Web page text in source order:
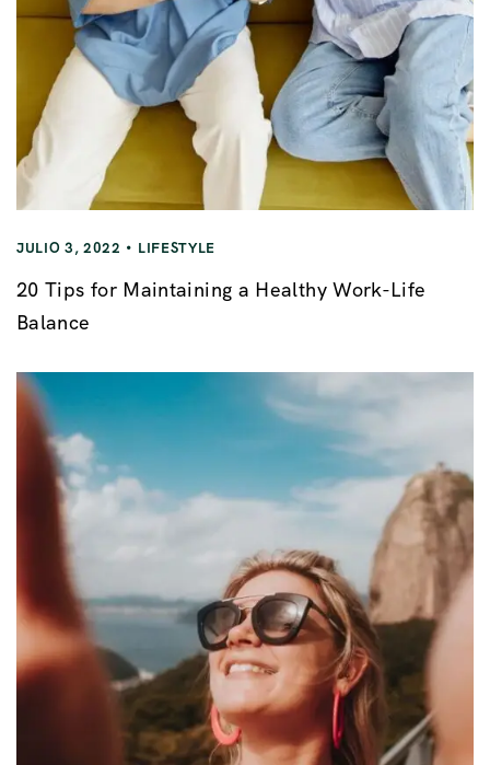
JULIO 3, 2022 LIFESTYLE
20 Tips for Maintaining a Healthy Work-Life
Balance